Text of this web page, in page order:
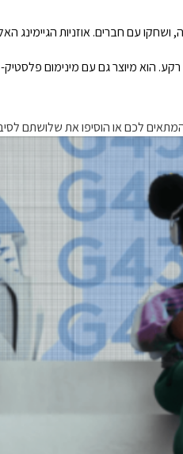
עם מינימום פלסטיק- 22% ממוחזר לאחר הצריכה.